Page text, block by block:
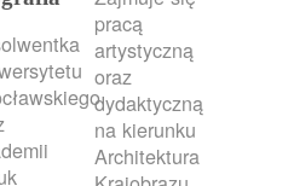
pracą
artystyczną
oraz
dydaktyczną
na kierunku
Architektura